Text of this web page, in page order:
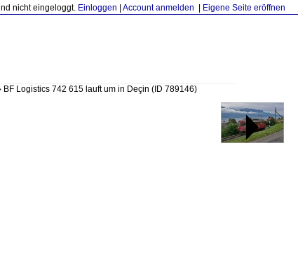
nicht eingeloggt. Einloggen Account anmelden Eigene Seite eröffnen
BF Logistics 742 615 lauft um in Deçin (ID 789146)